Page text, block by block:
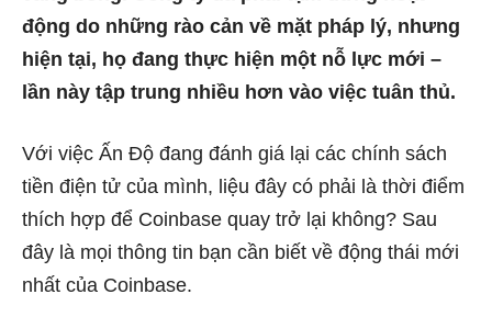
động do những rào cản về mặt pháp lý, nhưng
hiện tại, họ đang thực hiện một nỗ lực mới –
lần này tập trung nhiều hơn vào việc tuân thủ.
Với việc Ấn Độ đang đánh giá lại các chính sách
tiền điện tử của mình, liệu đây có phải là thời điểm
thích hợp để Coinbase quay trở lại không? Sau
đây là mọi thông tin bạn cần biết về động thái mới
nhất của Coinbase.